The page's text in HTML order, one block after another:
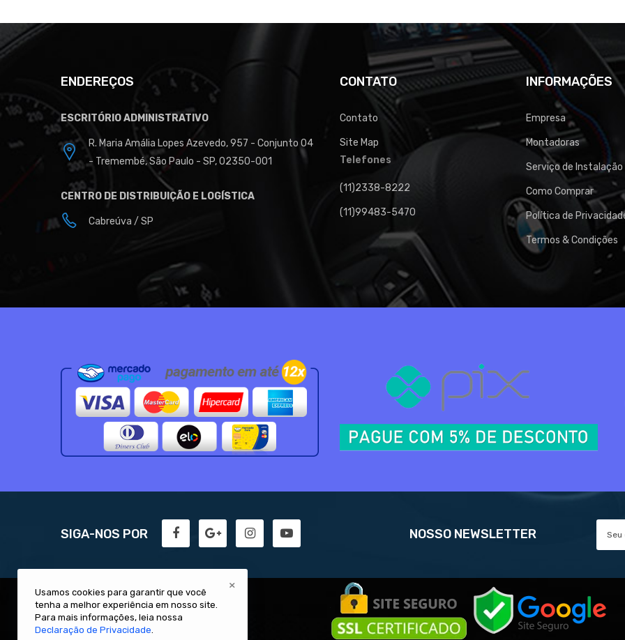
ENDEREÇOS
ESCRITÓRIO ADMINISTRATIVO
R. Maria Amália Lopes Azevedo, 957 - Conjunto 04
- Tremembé, São Paulo - SP, 02350-001
CENTRO DE DISTRIBUIÇÃO E LOGÍSTICA
Cabreúva / SP
CONTATO
Contato
Site Map
Telefones
(11)2338-8222
(11)99483-5470
INFORMAÇÕES
Empresa
Montadoras
Serviço de Instalação
Como Comprar
Política de
Termos & Condições
SIGA-NOS POR NOSSO NEWSLETTER
Usamos cookies para garantir que você
tenha a melhor experiência em nosso site.
Para mais informações, leia nossa
Declaração de Privacidade.
×